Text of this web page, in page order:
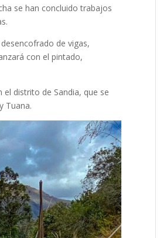
se han concluido trabajos
de vigas,
con el pintado,
distrito de Sandia, que se
Tuana.